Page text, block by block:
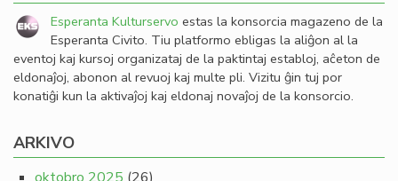
Esperanta Kulturservo estas la konsorcia magazeno de la
Esperanta Civito. Tiu platformo ebligas la aliĝon al la
eventoj kaj kursoj organizataj de la paktintaj establoj, aĉeton de
eldonaĵoj, abonon al revuoj kaj multe pli. Vizitu ĝin tuj por
konatiĝi kun la aktivaĵoj kaj eldonaj novaĵoj de la konsorcio.
ARKIVO